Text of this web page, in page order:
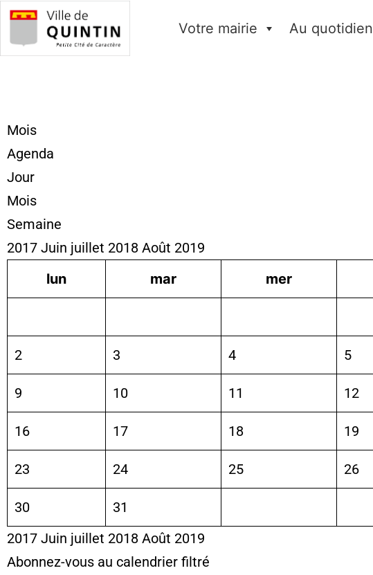
Votre mairie Au quotidien
Mois
Agenda
Jour
Mois
Semaine
2017 Juin juillet 2018 Août 2019
lun
mar mer
2 3 4 5
9 10 11 12
16 17 18 19
23 24 25 26
30
31
2017 Juin juillet 2018 Août 2019
Abonnez-vous au calendrier filtré